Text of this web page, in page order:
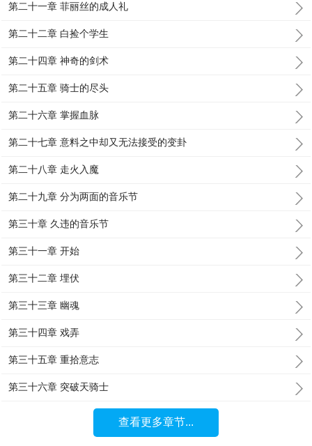
第二十一章 菲丽丝的成人礼
第二十二章 白捡个学生
第二十四章 神奇的剑术
第二十五章 骑士的尽头
第二十六章 掌握血脉
第二十七章 意料之中却又无法接受的变卦
第二十八章 走火入魔
第二十九章 分为两面的音乐节
第三十章 久违的音乐节
第三十一章 开始
第三十二章 埋伏
第三十三章 幽魂
第三十四章 戏弄
第三十五章 重拾意志
第三十六章 突破天骑士
查看更多章节...